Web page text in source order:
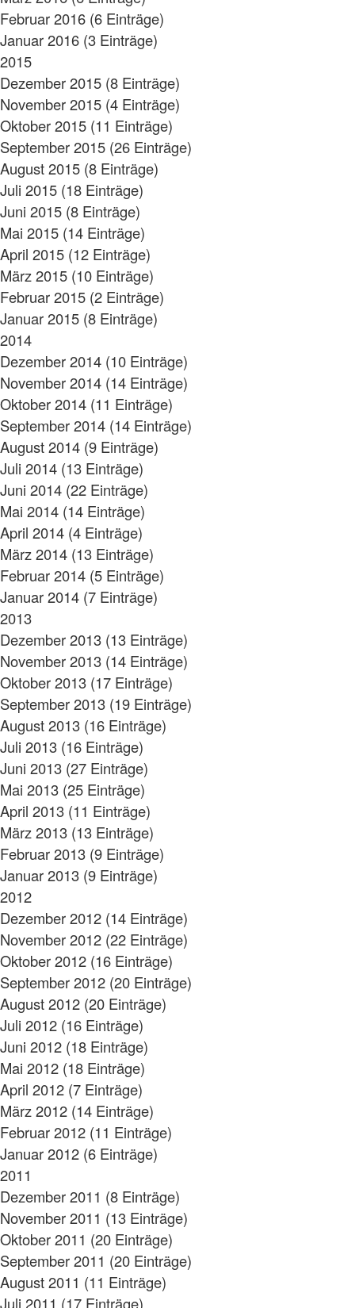
Februar 2016 (6 Einträge)
Januar 2016 (3 Einträge)
2015
Dezember 2015 (8 Einträge)
November 2015 (4 Einträge)
Oktober 2015 (11 Einträge)
September 2015 (26 Einträge)
August 2015 (8 Einträge)
Juli 2015 (18 Einträge)
Juni 2015 (8 Einträge)
Mai 2015 (14 Einträge)
April 2015 (12 Einträge)
März 2015 (10 Einträge)
Februar 2015 (2 Einträge)
Januar 2015 (8 Einträge)
2014
Dezember 2014 (10 Einträge)
November 2014 (14 Einträge)
Oktober 2014 (11 Einträge)
September 2014 (14 Einträge)
August 2014 (9 Einträge)
Juli 2014 (13 Einträge)
Juni 2014 (22 Einträge)
Mai 2014 (14 Einträge)
April 2014 (4 Einträge)
März 2014 (13 Einträge)
Februar 2014 (5 Einträge)
Januar 2014 (7 Einträge)
2013
Dezember 2013 (13 Einträge)
November 2013 (14 Einträge)
Oktober 2013 (17 Einträge)
September 2013 (19 Einträge)
August 2013 (16 Einträge)
Juli 2013 (16 Einträge)
Juni 2013 (27 Einträge)
Mai 2013 (25 Einträge)
April 2013 (11 Einträge)
März 2013 (13 Einträge)
Februar 2013 (9 Einträge)
Januar 2013 (9 Einträge)
2012
Dezember 2012 (14 Einträge)
November 2012 (22 Einträge)
Oktober 2012 (16 Einträge)
September 2012 (20 Einträge)
August 2012 (20 Einträge)
Juli 2012 (16 Einträge)
Juni 2012 (18 Einträge)
Mai 2012 (18 Einträge)
April 2012 (7 Einträge)
März 2012 (14 Einträge)
Februar 2012 (11 Einträge)
Januar 2012 (6 Einträge)
2011
Dezember 2011 (8 Einträge)
November 2011 (13 Einträge)
Oktober 2011 (20 Einträge)
September 2011 (20 Einträge)
August 2011 (11 Einträge)
Juli 2011 (17 Einträge)